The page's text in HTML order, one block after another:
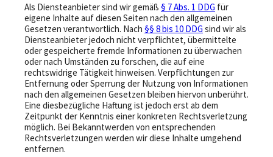
Als Diensteanbieter sind wir gemäß § 7 Abs. 1 DDG für
eigene Inhalte auf diesen Seiten nach den allgemeinen
Gesetzen verantwortlich. Nach §§ 8 bis 10 DDG sind wir als
Diensteanbieter jedoch nicht verpflichtet, übermittelte
oder gespeicherte fremde Informationen zu überwachen
oder nach Umständen zu forschen, die auf eine
rechtswidrige Tätigkeit hinweisen. Verpflichtungen zur
Entfernung oder Sperrung der Nutzung von Informationen
nach den allgemeinen Gesetzen bleiben hiervon unberührt.
Eine diesbezügliche Haftung ist jedoch erst ab dem
Zeitpunkt der Kenntnis einer konkreten Rechtsverletzung
möglich. Bei Bekanntwerden von entsprechenden
Rechtsverletzungen werden wir diese Inhalte umgehend
entfernen.